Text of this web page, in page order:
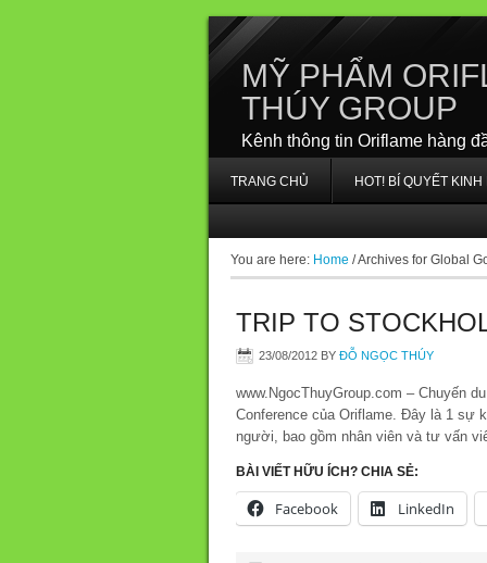
MỸ PHẨM
THÚY GROUP
Kênh thông tin Oriflame hàng
TRANG CHỦ HOT! BÍ QUYẾT
You are here: Home /Archives for Global
TRIP TO
23/08/2012 BY ĐỖ NGỌC THÚY
www.NgocThuyGroup.com – Chuyến
Conference của Oriflame. Đây là 1 sự
người, bao gồm nhân viên và tư vấn
BÀI VIẾT HỮU ÍCH? CHIA SẺ:
Facebook LinkedIn